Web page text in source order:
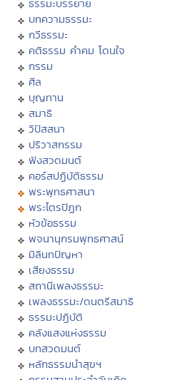
ธรรมะบรรยาย
บทความธรรมะ
กวีธรรมะ
คติธรรม คำคม โดนใจ
กรรม
ศีล
บุญทาน
สมาธิ
วิปัสสนา
ปริวาสกรรม
ฟังสวดมนต์
คอร์สปฏิบัติธรรม
พระพุทธศาสนา
พระไตรปิฏก
หัวข้อธรรม
พจนานุกรมพุทธศาสน์
มิลินทปัญหา
เสียงธรรม
สถานีเพลงธรรมะ
เพลงธรรมะ/ดนตรีสมาธิ
ธรรมะปฏิบัติ
คลังแสงแห่งธรรม
บทสวดมนต์
หลักธรรมนำสุขฯ